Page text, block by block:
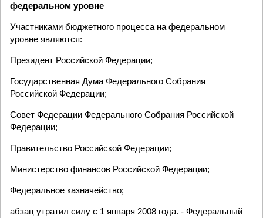
федеральном уровне
Участниками бюджетного процесса на федеральном
уровне являются:
Президент Российской Федерации;
Государственная Дума Федерального Собрания
Российской Федерации;
Совет Федерации Федерального Собрания Российской
Федерации;
Правительство Российской Федерации;
Министерство финансов Российской Федерации;
Федеральное казначейство;
абзац утратил силу с 1 января 2008 года. - Федеральный